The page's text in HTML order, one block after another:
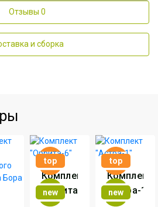
Отзывы 0
и сборка
top
new
Комплект
"Орбита-6"
top
new
Комплект
"Астра-1"